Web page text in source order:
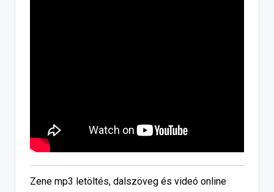
Zene mp3 letöltés, dalszöveg és videó online